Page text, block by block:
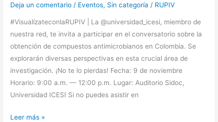
Deja un comentario / Eventos, Sin categoría / RUPIV
#VisualízateconlaRUPIV | La @universidad_icesi, miembro de
nuestra red, te invita a participar en el conversatorio sobre la
obtención de compuestos antimicrobianos en Colombia. Se
explorarán diversas perspectivas en esta crucial área de
investigación. ¡No te lo pierdas! Fecha: 9 de noviembre
Horario: 9:00 a.m. — 12:00 p.m. Lugar: Auditorio Sidoc,
Universidad ICESI Si no puedes asistir en
Leer más »